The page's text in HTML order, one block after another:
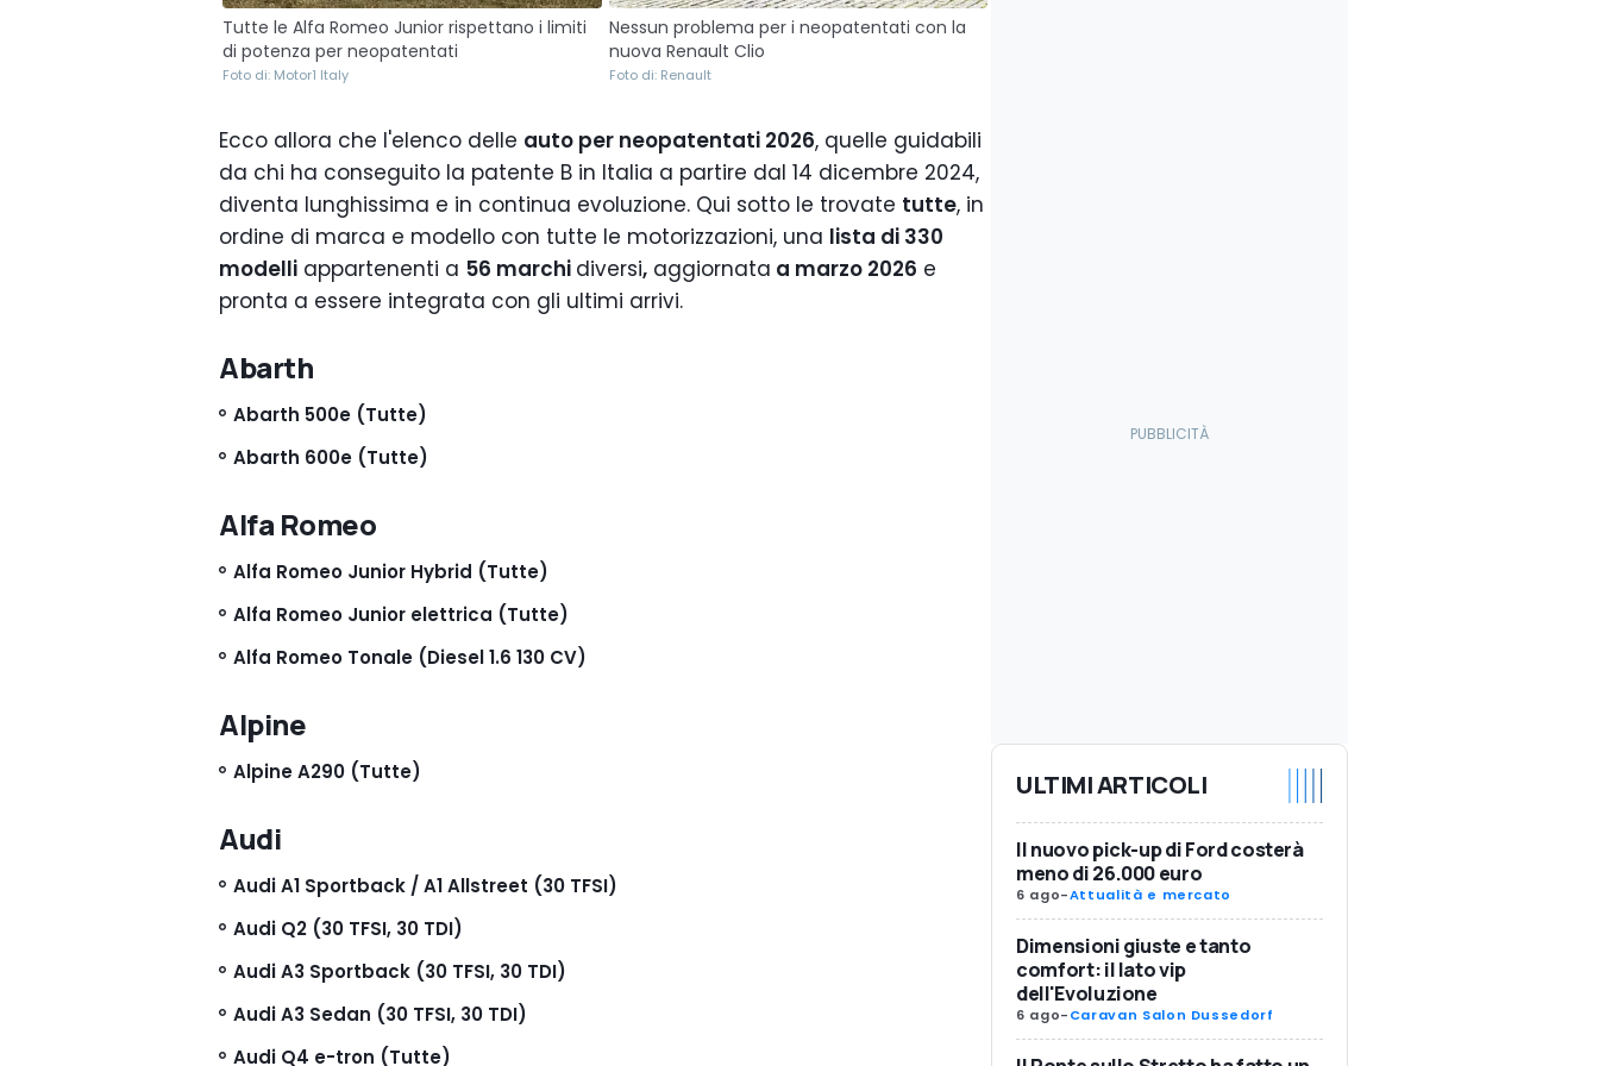
Tutte le Alfa Romeo Junior rispettano i limiti
di potenza per neopatentati
Foto di: Motor1 Italy
Nessun problema per i neopatentati con la
nuova Renault Clio
Foto di: Renault
Ecco allora che l'elenco delle auto per neopatentati 2026, quelle guidabili
da chi ha conseguito la patente B in Italia a partire dal 14 dicembre 2024,
diventa lunghissima e in continua evoluzione. Qui sotto le trovate tutte, in
ordine di marca e modello con tutte le motorizzazioni, una lista di 330
modelli appartenenti a 56 marchi diversi, aggiornata a marzo 2026 e
pronta a essere integrata con gli ultimi arrivi.
Abarth
Abarth 500e (Tutte)
Abarth 600e (Tutte)
Alfa Romeo
Alfa Romeo Junior Hybrid (Tutte)
Alfa Romeo Junior elettrica (Tutte)
Alfa Romeo Tonale (Diesel 1.6 130 CV)
Alpine
Alpine A290 (Tutte)
Audi
Audi A1 Sportback / A1 Allstreet (30 TFSI)
Audi Q2 (30 TFSI, 30 TDI)
Audi A3 Sportback (30 TFSI, 30 TDI)
Audi A3 Sedan (30 TFSI, 30 TDI)
Audi Q4 e-tron (Tutte)
ULTIMI ARTICOLI
Il nuovo pick-up di Ford costerà
meno di 26.000 euro
6 ago-Attualità e mercato
Dimensioni giuste e tanto
comfort: il lato vip
dell'Evoluzione
6 ago-Caravan Salon Dussedorf